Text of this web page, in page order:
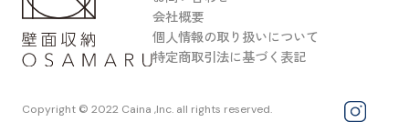
会社概要
個人情報の取り扱いについて
特定商取引法に基づく表記
Copyright © 2022 Caina ,Inc. all rights reserved.